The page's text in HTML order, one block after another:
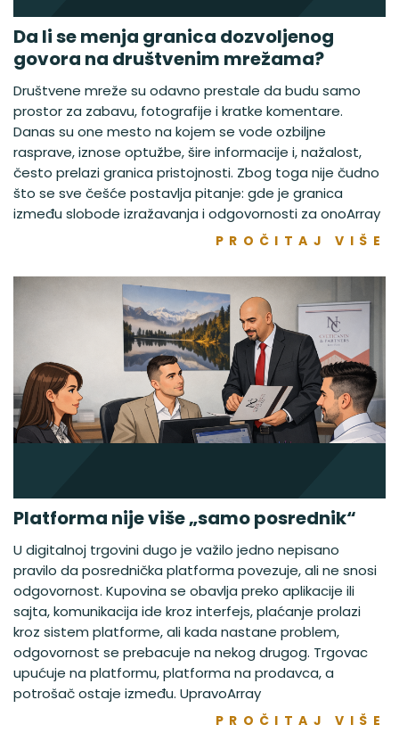
Da li se menja granica dozvoljenog
govora na društvenim mrežama?
Društvene mreže su odavno prestale da budu samo
prostor za zabavu, fotografije i kratke komentare.
Danas su one mesto na kojem se vode ozbiljne
rasprave, iznose optužbe, šire informacije i, nažalost,
često prelazi granica pristojnosti. Zbog toga nije čudno
što se sve češće postavlja pitanje: gde je granica
između slobode izražavanja i odgovornosti za onoArray
PROČITAJ VIŠE
Platforma nije više „samo posrednik“
U digitalnoj trgovini dugo je važilo jedno nepisano
pravilo da posrednička platforma povezuje, ali ne snosi
odgovornost. Kupovina se obavlja preko aplikacije ili
sajta, komunikacija ide kroz interfejs, plaćanje prolazi
kroz sistem platforme, ali kada nastane problem,
odgovornost se prebacuje na nekog drugog. Trgovac
upućuje na platformu, platforma na prodavca, a
potrošač ostaje između. UpravoArray
PROČITAJ VIŠE